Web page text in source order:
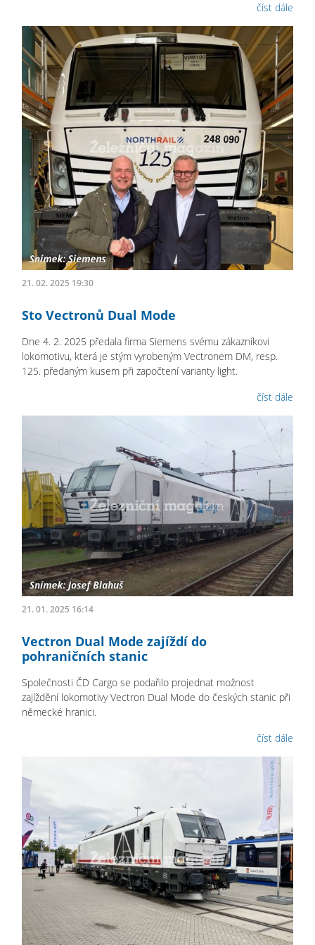
číst dále
21. 02. 2025 19:30
Sto Vectronů Dual Mode
Dne 4. 2. 2025 předala firma Siemens svému zákazníkovi
lokomotivu, která je stým vyrobeným Vectronem DM, resp.
125. předaným kusem při započtení varianty light.
číst dále
21. 01. 2025 16:14
Vectron Dual Mode zajíždí do
pohraničních stanic
Společnosti ČD Cargo se podařilo projednat možnost
zajíždění lokomotivy Vectron Dual Mode do českých stanic při
německé hranici.
číst dále